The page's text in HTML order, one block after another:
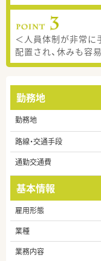
＜人員体制が非常に
配置され、休みも容易
勤務地
勤務地
路線・交通手段
通勤交通費
基本情報
雇用形態
業種
業務内容